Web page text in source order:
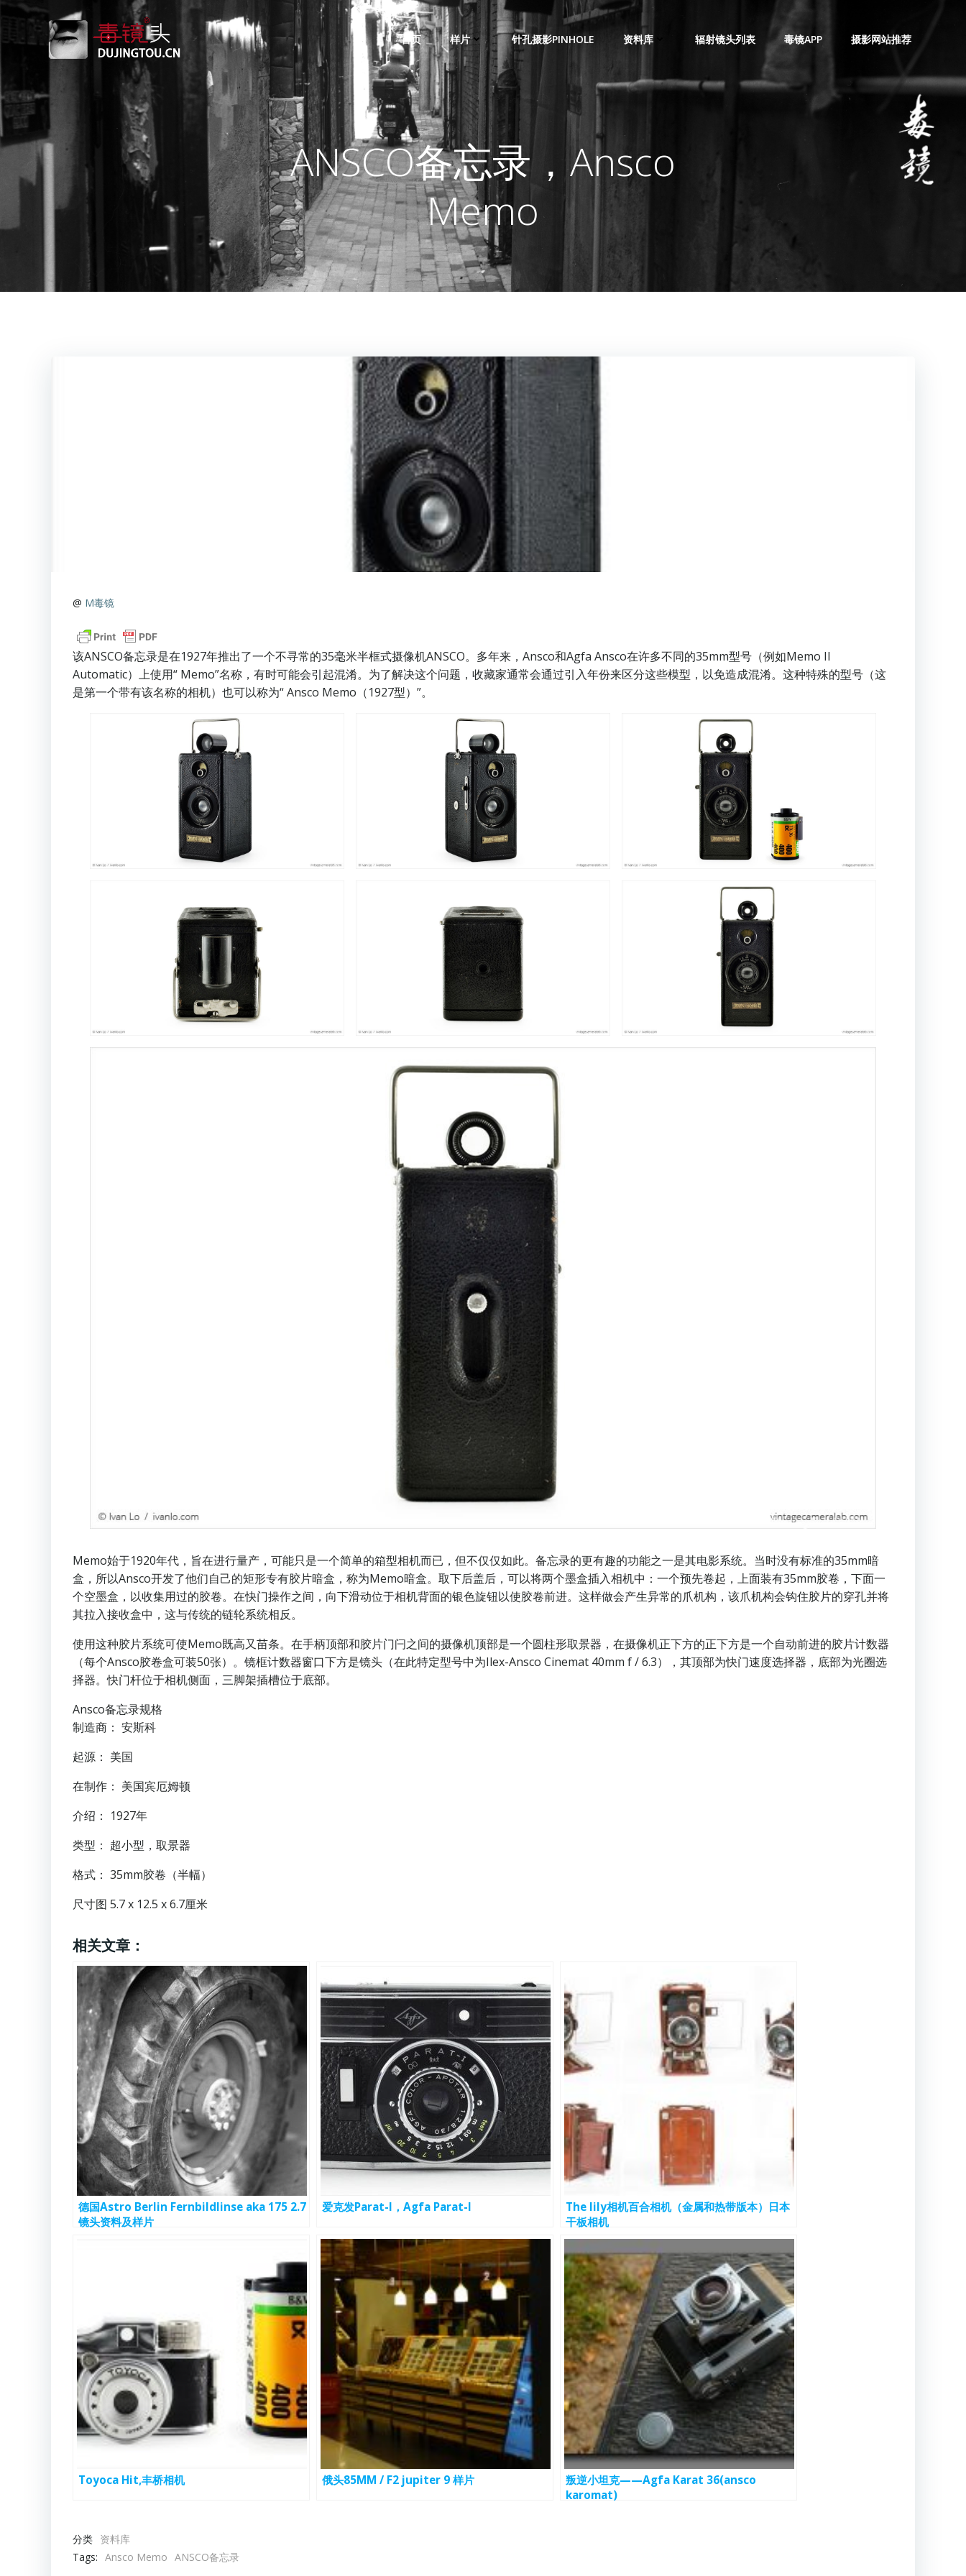
跳
到
首页 样片 针孔摄影PINHOLE 资料库 辐射镜头列表 毒镜APP 摄影网站推荐
ANSCO备忘录，Ansco
Memo
@ M毒镜
该ANSCO备忘录是在1927年推出了一个不寻常的35毫米半框式摄像机ANSCO。多年来，Ansco和Agfa Ansco在许多不同的35mm型号（例如Memo II
Automatic）上使用“ Memo”名称，有时可能会引起混淆。为了解决这个问题，收藏家通常会通过引入年份来区分这些模型，以免造成混淆。这种特殊的型号（这
是第一个带有该名称的相机）也可以称为“ Ansco Memo（1927型）”。
Memo始于1920年代，旨在进行量产，可能只是一个简单的箱型相机而已，但不仅仅如此。备忘录的更有趣的功能之一是其电影系统。当时没有标准的35mm暗
盒，所以Ansco开发了他们自己的矩形专有胶片暗盒，称为Memo暗盒。取下后盖后，可以将两个墨盒插入相机中：一个预先卷起，上面装有35mm胶卷，下面一
个空墨盒，以收集用过的胶卷。在快门操作之间，向下滑动位于相机背面的银色旋钮以使胶卷前进。这样做会产生异常的爪机构，该爪机构会钩住胶片的穿孔并将
其拉入接收盒中，这与传统的链轮系统相反。
使用这种胶片系统可使Memo既高又苗条。在手柄顶部和胶片门闩之间的摄像机顶部是一个圆柱形取景器，在摄像机正下方的正下方是一个自动前进的胶片计数器
（每个Ansco胶卷盒可装50张）。镜框计数器窗口下方是镜头（在此特定型号中为Ilex-Ansco Cinemat 40mm f / 6.3），其顶部为快门速度选择器，底部为光圈选
择器。快门杆位于相机侧面，三脚架插槽位于底部。
Ansco备忘录规格
制造商： 安斯科
起源： 美国
在制作： 美国宾厄姆顿
介绍： 1927年
类型： 超小型，取景器
格式： 35mm胶卷（半幅）
尺寸图 5.7 x 12.5 x 6.7厘米
相关文章：
德国Astro Berlin Fernbildlinse aka 175 2.7
镜头资料及样片
爱克发Parat-I，Agfa Parat-I
The lily相机百合相机（金属和热带版本）日本
干板相机
Toyoca Hit,丰桥相机 俄头85MM / F2 jupiter 9 样片
叛逆小坦克——Agfa Karat 36(ansco
karomat)
分类 资料库
Tags: Ansco Memo ANSCO备忘录